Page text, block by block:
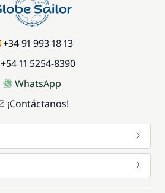
+34 91 993 18 13
+54 11 5254-8390
WhatsApp
¡Contáctanos!